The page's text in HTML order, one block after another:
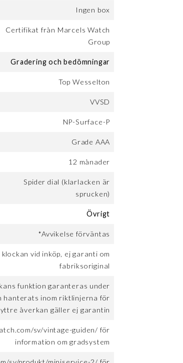
Ingen box
Certifikat från Marcels Watch
Group
Gradering och bedömningar
Top Wesselton
VVSD
NP-Surface-P
Grade AAA
12 månader
Spider dial (klarlacken är
sprucken)
Övrigt
*Avvikelse förväntas
vid inköp, ej garanti om
fabriksoriginal
funktion garanteras under
hanterats inom riktlinjerna för
yttre åverkan gäller ej garantin
sv/vintage-guiden/ för
information om gradsystem